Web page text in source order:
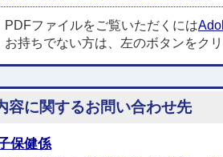
PDFファイルをご覧いただくには
お持ちでない方は、左のボタンをク
容に関するお問い合わせ先
保健係